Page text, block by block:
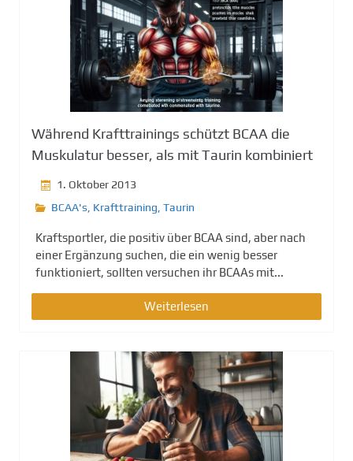
Während Krafttrainings schützt BCAA die
Muskulatur besser, als mit Taurin kombiniert
1. Oktober 2013
BCAA's, Krafttraining, Taurin
Kraftsportler, die positiv über BCAA sind, aber nach
einer Ergänzung suchen, die ein wenig besser
funktioniert, sollten versuchen ihr BCAAs mit...
Weiterlesen